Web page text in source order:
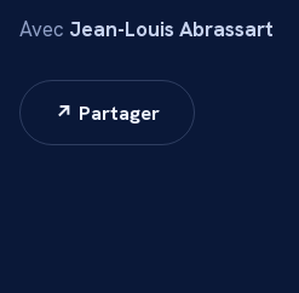
Avec Jean-Louis Abrassart
↗ Partager